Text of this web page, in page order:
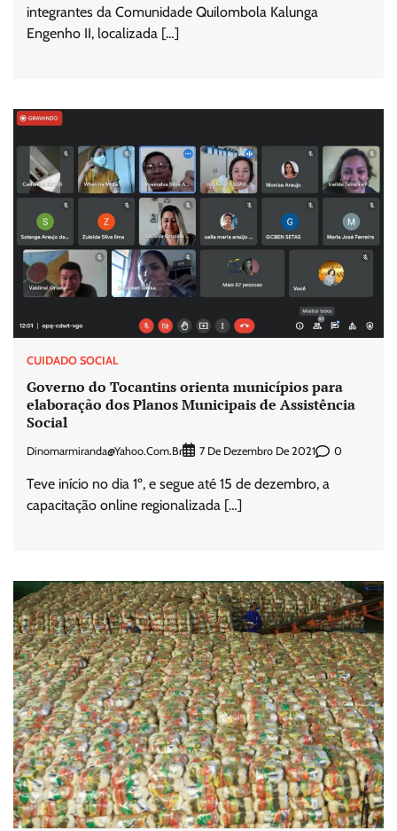
integrantes da Comunidade Quilombola Kalunga
Engenho II, localizada […]
CUIDADO SOCIAL
Governo do Tocantins orienta municípios para
elaboração dos Planos Municipais de Assistência
Social
Dinomarmiranda@yahoo.com.br 7 De Dezembro De 2021 0
Teve início no dia 1º, e segue até 15 de dezembro, a
capacitação online regionalizada […]